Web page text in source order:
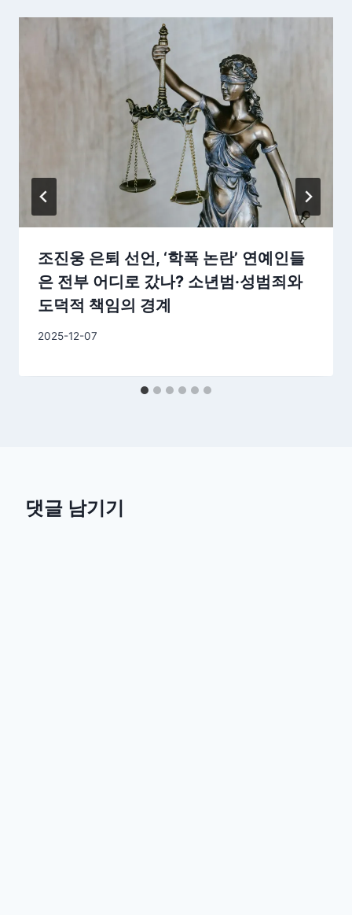
조진웅 은퇴 선언, ‘학폭 논란’ 연예인들
은 전부 어디로 갔나? 소년범·성범죄와
도덕적 책임의 경계
By
2025-12-07
댓글 남기기